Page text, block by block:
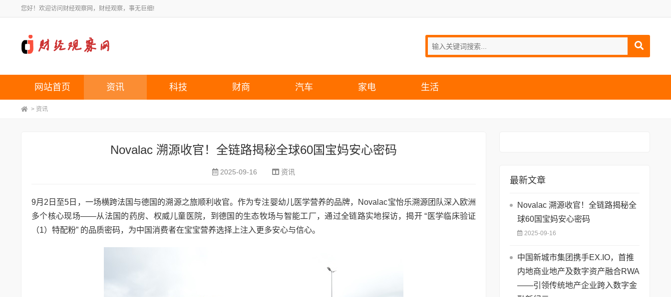
您好！欢迎访问财经观察网，财经观察，事无巨细!
网站首页 资讯 科技 财商 汽车 家电 生活
> 资讯
Novalac 溯源收官！全链路揭秘全球60国宝妈安心密码
2025-09-16 资讯
9月2日至5日，一场横跨法国与德国的溯源之旅顺利收官。作为专注婴幼儿医学营养的品牌，Novalac宝怡乐溯源团队深入欧洲
多个核心现场——从法国的药房、权威儿童医院，到德国的生态牧场与智能工厂，通过全链路实地探访，揭开 “医学临床验证
（1）特配粉” 的品质密码，为中国消费者在宝宝营养选择上注入更多安心与信心。
最新文章
Novalac 溯源收官！全链路揭秘全
球60国宝妈安心密码
2025-09-16
中国新城市集团携手EX.IO，首推
内地商业地产及数字资产融合RWA
——引领传统地产企业跨入数字金